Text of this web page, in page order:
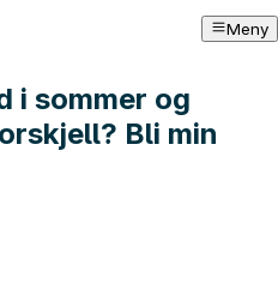
Meny
i sommer og
Bli min